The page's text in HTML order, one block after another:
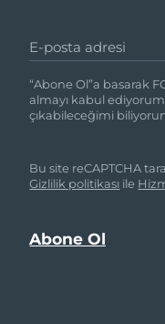
E-posta adresi
“Abone Ol”a basarak
almayı kabul
çıkabileceğimi
Bu site reCAPTCHA
Gizlilik politikası ile